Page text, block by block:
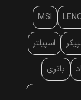
MSI
اسپیلتر
باتری